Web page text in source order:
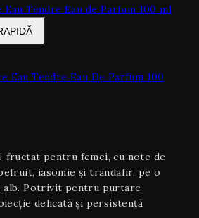
Eau Tendre Eau De Parfum 100
fructat pentru femei, cu note de
iasomie și trandafir, pe o
alb. Potrivit pentru purtare
delicată și persistență